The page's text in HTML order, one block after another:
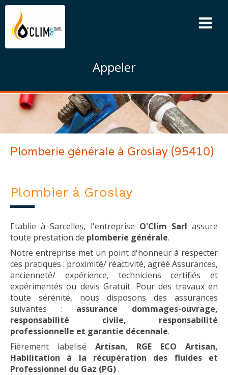
Appeler
Plomberie générale à Groslay (95410)
Plombier à Groslay
Etablie à Sarcelles, l'entreprise O'Clim Sarl assure
toute prestation de plomberie générale.
Notre entreprise met un point d'honneur à respecter
ces pratiques : proximité/ réactivité, agréé Assurances,
ancienneté/ expérience, techniciens certifiés et
expérimentés ou devis Gratuit. Pour des travaux en
toute sérénité, nous disposons des assurances
suivantes : assurance dommages-ouvrage,
responsabilité civile, responsabilité
professionnelle et garantie décennale.
Fièrement labelisé Artisan, RGE ECO Artisan,
Habilitation à la récupération des fluides et
Professionnel du Gaz (PG).